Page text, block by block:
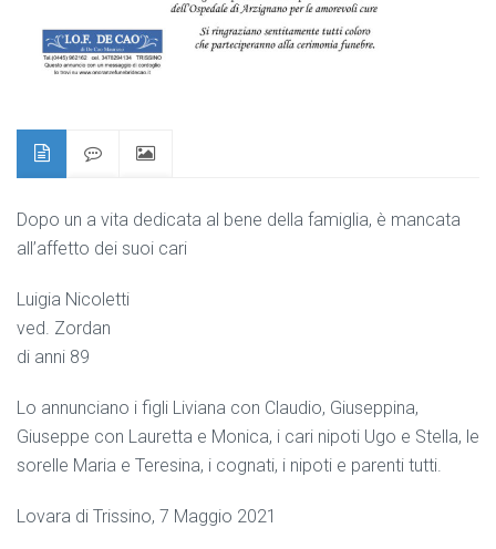
Dopo un a vita dedicata al bene della famiglia, è mancata
all’affetto dei suoi cari
Luigia Nicoletti
ved. Zordan
di anni 89
Lo annunciano i figli Liviana con Claudio, Giuseppina,
Giuseppe con Lauretta e Monica, i cari nipoti Ugo e Stella, le
sorelle Maria e Teresina, i cognati, i nipoti e parenti tutti.
Lovara di Trissino, 7 Maggio 2021